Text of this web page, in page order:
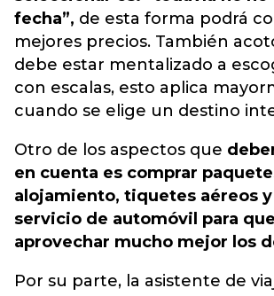
fecha”, de esta forma podrá
mejores precios. También
debe estar mentalizado a
con escalas, esto aplica
cuando se elige un destino
Otro de los aspectos que
en cuenta es comprar
alojamiento, tiquetes aéreos
servicio de automóvil para
aprovechar mucho mejor los
Por su parte, la asistente de